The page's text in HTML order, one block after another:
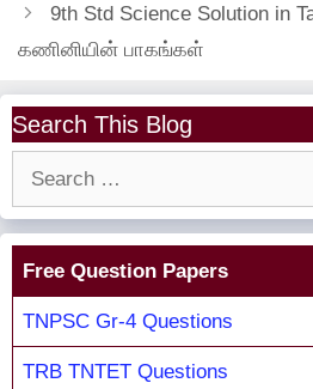
9th Std Science Solution in
கணினியின் பாகங்கள்
Search This Blog
Free Question Papers
TNPSC Gr-4 Questions
TRB TNTET Questions